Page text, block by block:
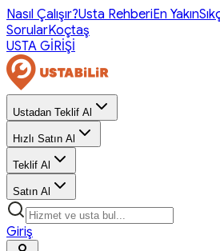
Nasıl Çalışır?Usta RehberiEn Yakın
SorularKoçtaş
USTA GİRİŞİ
Ustadan Teklif Al
Hızlı Satın Al
Teklif Al
Satın Al
Giriş